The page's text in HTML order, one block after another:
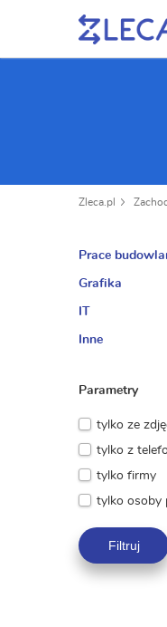
Zleca.pl
Prace
Grafika
IT
Inne
Parametry
tylko ze
tylko z
tylko firmy
tylko osoby
Filtruj